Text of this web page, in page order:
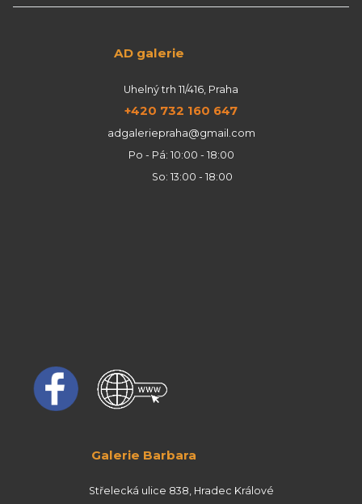
AD galerie
Uhelný trh 11/416, Praha
+420 732 160 647
adgaleriepraha@gmail.com
Po - Pá: 10:00 - 18:00
So: 13:00 - 18:00
Galerie Barbara
Střelecká ulice 838, Hradec Králové